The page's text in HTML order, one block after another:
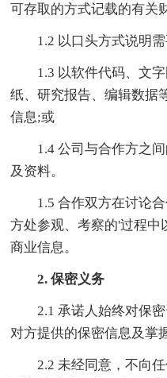
可存取的方式记载的有关
1.2 以口头方式说明需
1.3 以软件代码、文字
纸、研究报告、编辑数据
信息;或
1.4 公司与合作方之间
及资料。
1.5 合作双方在讨论合
方处参观、考察的'过程中
商业信息。
2. 保密义务
2.1 承诺人始终对保密
对方提供的保密信息及掌
2.2 未经同意，不向任